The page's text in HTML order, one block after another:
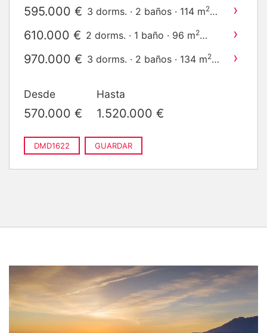
595.000 € 3 dorms. · 2 baños · 114 m2 ›
610.000 € 2 dorms. · 1 baño · 96 m2 ›
970.000 € 3 dorms. · 2 baños · 134 m2 ›
construido
Desde
570.000 €
Hasta
1.520.000 €
DMD1622 GUARDAR